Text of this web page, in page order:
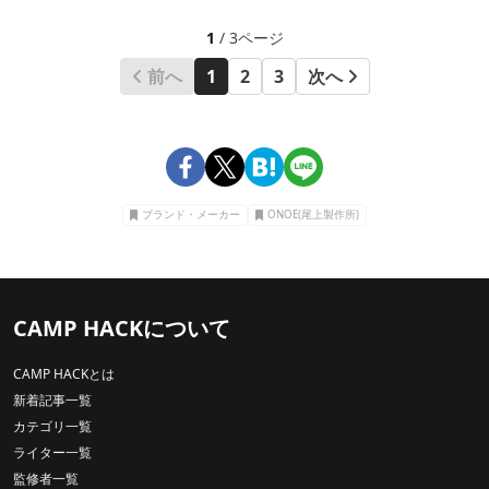
1 / 3ページ
前へ 1 2 3 次へ
ブランド・メーカー ONOE(尾上製作所)
CAMP HACKについて
CAMP HACKとは
新着記事一覧
カテゴリ一覧
ライター一覧
監修者一覧